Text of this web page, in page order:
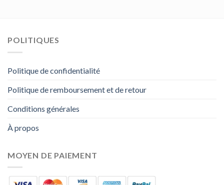
POLITIQUES
Politique de confidentialité
Politique de remboursement et de retour
Conditions générales
À propos
MOYEN DE PAIEMENT